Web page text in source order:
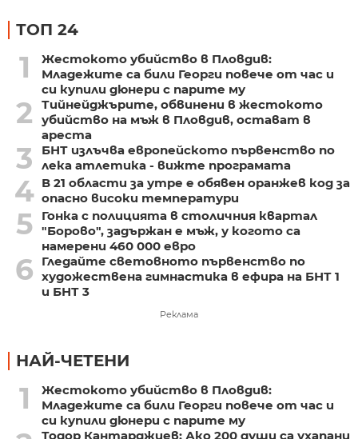
ТОП 24
1
Жестокото убийство в Пловдив:
Младежите са били Георги повече от час и
си купили дюнери с парите му
2
Тийнейджърите, обвинени в жестокото
убийство на мъж в Пловдив, остават в
ареста
3
БНТ излъчва европейското първенство по
лека атлетика - вижте програмата
4 В 21 области за утре е обявен оранжев код за
опасно високи температури
5
Гонка с полицията в столичния квартал
"Борово", задържан е мъж, у когото са
намерени 460 000 евро
6
Гледайте световното първенство по
художествена гимнастика в ефира на БНТ 1
и БНТ 3
Реклама
НАЙ-ЧЕТЕНИ
1
Жестокото убийство в Пловдив:
Младежите са били Георги повече от час и
си купили дюнери с парите му
Тодор Кантарджиев: Ако 200 души са ухапани